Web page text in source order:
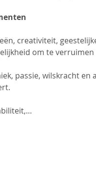
creativiteit,
om te
passie, wilskracht